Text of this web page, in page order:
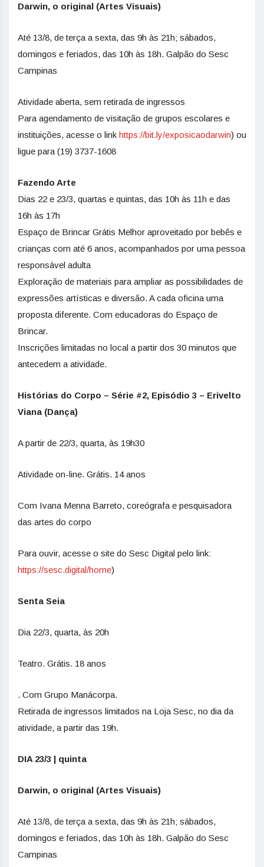
Darwin, o original (Artes Visuais)
Até 13/8, de terça a sexta, das 9h às 21h; sábados,
domingos e feriados, das 10h às 18h. Galpão do Sesc
Campinas
Atividade aberta, sem retirada de ingressos
Para agendamento de visitação de grupos escolares e
instituições, acesse o link https://bit.ly/exposicaodarwin) ou
ligue para (19) 3737-1608
Fazendo Arte
Dias 22 e 23/3, quartas e quintas, das 10h às 11h e das
16h às 17h
Espaço de Brincar Grátis Melhor aproveitado por bebês e
crianças com até 6 anos, acompanhados por uma pessoa
responsável adulta
Exploração de materiais para ampliar as possibilidades de
expressões artísticas e diversão. A cada oficina uma
proposta diferente. Com educadoras do Espaço de
Brincar.
Inscrições limitadas no local a partir dos 30 minutos que
antecedem a atividade.
Histórias do Corpo – Série #2, Episódio 3 – Erivelto
Viana (Dança)
A partir de 22/3, quarta, às 19h30
Atividade on-line. Grátis. 14 anos
Com Ivana Menna Barreto, coreógrafa e pesquisadora
das artes do corpo
Para ouvir, acesse o site do Sesc Digital pelo link:
https://sesc.digital/home)
Senta Seia
Dia 22/3, quarta, às 20h
Teatro. Grátis. 18 anos
. Com Grupo Manácorpa.
Retirada de ingressos limitados na Loja Sesc, no dia da
atividade, a partir das 19h.
DIA 23/3 | quinta
Darwin, o original (Artes Visuais)
Até 13/8, de terça a sexta, das 9h às 21h; sábados,
domingos e feriados, das 10h às 18h. Galpão do Sesc
Campinas